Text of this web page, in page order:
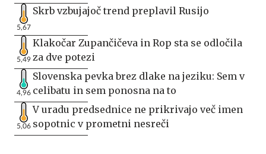
5,67
Skrb vzbujajoč trend preplavil Rusijo
5,49
Klakočar Zupančičeva in Rop sta se odločila
za dve potezi
4,96
Slovenska pevka brez dlake na jeziku: Sem v
celibatu in sem ponosna na to
5,06
V uradu predsednice ne prikrivajo več imen
sopotnic v prometni nesreči